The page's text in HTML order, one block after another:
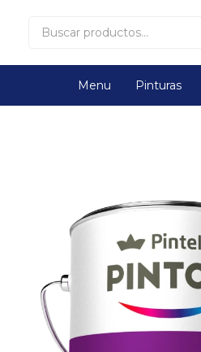
Menu Pinturas